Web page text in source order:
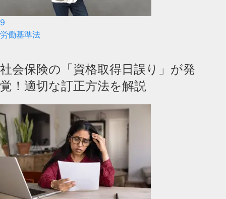
9
労働基準法
社会保険の「資格取得日誤り」が発
覚！適切な訂正方法を解説